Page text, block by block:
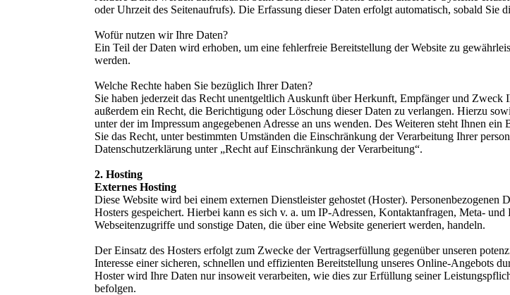
oder Uhrzeit des Seitenaufrufs). Die Erfassung dieser Daten erfolgt automatisch, sobald Sie
Wofür nutzen wir Ihre Daten?
Ein Teil der Daten wird erhoben, um eine fehlerfreie Bereitstellung der Website zu
werden.
Welche Rechte haben Sie bezüglich Ihrer Daten?
Sie haben jederzeit das Recht unentgeltlich Auskunft über Herkunft, Empfänger und Zweck
außerdem ein Recht, die Berichtigung oder Löschung dieser Daten zu verlangen. Hierzu
unter der im Impressum angegebenen Adresse an uns wenden. Des Weiteren steht Ihnen
Sie das Recht, unter bestimmten Umständen die Einschränkung der Verarbeitung Ihrer
Datenschutzerklärung unter „Recht auf Einschränkung der Verarbeitung“.
2. Hosting
Externes Hosting
Diese Website wird bei einem externen Dienstleister gehostet (Hoster). Personenbezogenen
Hosters gespeichert. Hierbei kann es sich v. a. um IP-Adressen, Kontaktanfragen, Meta-
Webseitenzugriffe und sonstige Daten, die über eine Website generiert werden, handeln.
Der Einsatz des Hosters erfolgt zum Zwecke der Vertragserfüllung gegenüber unseren
Interesse einer sicheren, schnellen und effizienten Bereitstellung unseres Online-
Hoster wird Ihre Daten nur insoweit verarbeiten, wie dies zur Erfüllung seiner
befolgen.